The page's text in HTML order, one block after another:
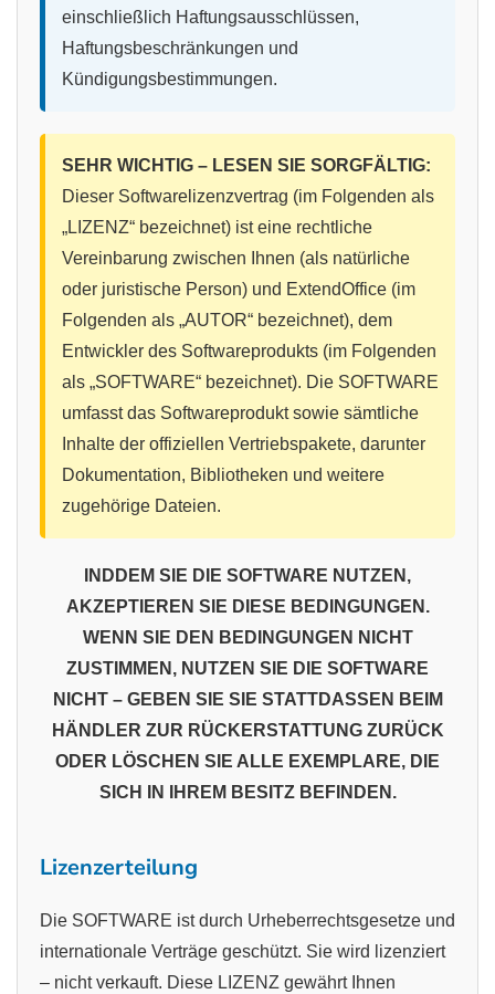
einschließlich Haftungsausschlüssen,
Haftungsbeschränkungen und
Kündigungsbestimmungen.
SEHR WICHTIG – LESEN SIE SORGFÄLTIG:
Dieser Softwarelizenzvertrag (im Folgenden als
„LIZENZ“ bezeichnet) ist eine rechtliche
Vereinbarung zwischen Ihnen (als natürliche
oder juristische Person) und ExtendOffice (im
Folgenden als „AUTOR“ bezeichnet), dem
Entwickler des Softwareprodukts (im Folgenden
als „SOFTWARE“ bezeichnet). Die SOFTWARE
umfasst das Softwareprodukt sowie sämtliche
Inhalte der offiziellen Vertriebspakete, darunter
Dokumentation, Bibliotheken und weitere
zugehörige Dateien.
INDDEM SIE DIE SOFTWARE NUTZEN,
AKZEPTIEREN SIE DIESE BEDINGUNGEN.
WENN SIE DEN BEDINGUNGEN NICHT
ZUSTIMMEN, NUTZEN SIE DIE SOFTWARE
NICHT – GEBEN SIE SIE STATTDASSEN BEIM
HÄNDLER ZUR RÜCKERSTATTUNG ZURÜCK
ODER LÖSCHEN SIE ALLE EXEMPLARE, DIE
SICH IN IHREM BESITZ BEFINDEN.
Lizenzerteilung
Die SOFTWARE ist durch Urheberrechtsgesetze und
internationale Verträge geschützt. Sie wird lizenziert
– nicht verkauft. Diese LIZENZ gewährt Ihnen